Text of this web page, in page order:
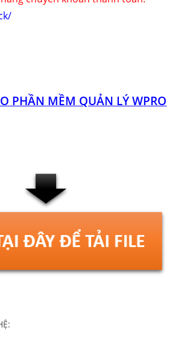
PHẦN MỀM QUẢN LÝ WPRO